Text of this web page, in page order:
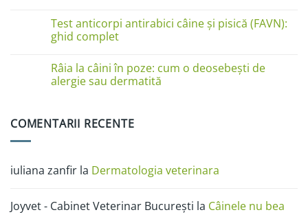
pisici
în
imagini:
miliară,
ciupercă,
alergii
și
la
Boli
de
câini
în
poze:
ciuperca
Test anticorpi antirabici câine și pisică (FAVN):
ghid complet
comentariu
la
Test
anticorpi
pisică
Râia la câini în poze: cum o deosebești de
alergie sau dermatită
Râia
cum
o
alergie
sau
COMENTARII RECENTE
iuliana zanfir la Dermatologia veterinara
Joyvet - Cabinet Veterinar București la Câinele nu bea